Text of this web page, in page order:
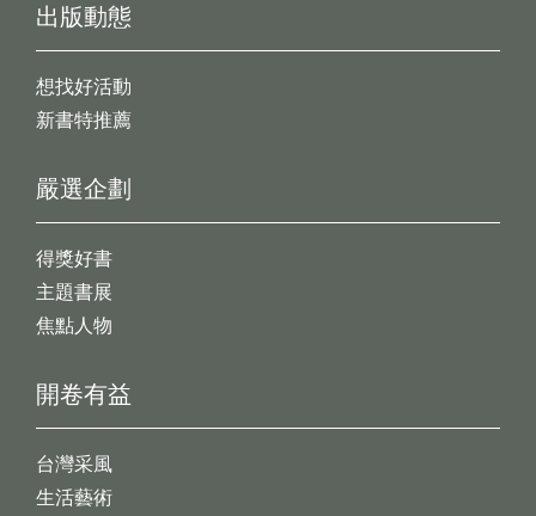
出版動態
想找好活動
新書特推薦
開卷有益
台灣采風
生活藝術
嚴選企劃
得獎好書
主題書展
焦點人物